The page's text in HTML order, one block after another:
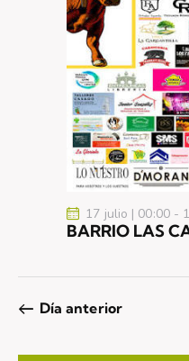
BARRIO LAS
17 julio | 00:00-
Día anterior